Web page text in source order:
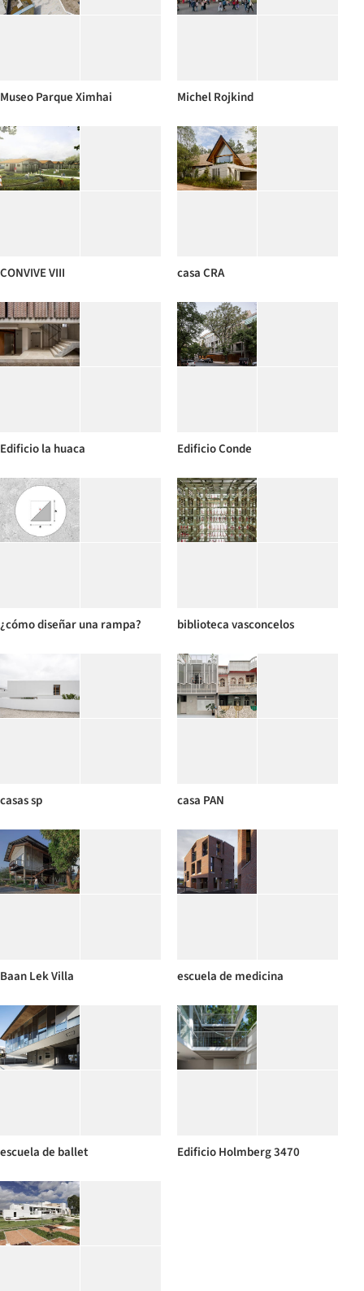
Museo Parque Ximhai Michel Rojkind
CONVIVE VIII casa CRA
Edificio la huaca Edificio Conde
¿cómo diseñar una rampa? biblioteca vasconcelos
casas sp casa PAN
Baan Lek Villa escuela de medicina
escuela de ballet Edificio Holmberg 3470